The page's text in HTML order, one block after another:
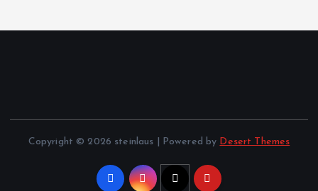
Copyright © 2026 steinlaus | Powered by Desert Themes